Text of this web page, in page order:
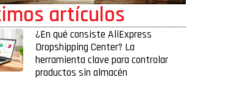
artículos
¿En qué consiste AliExpress
Dropshipping Center? La
herramienta clave para controlar
productos sin almacén